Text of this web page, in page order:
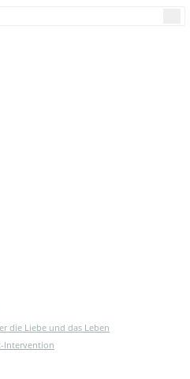
die Liebe und das Leben
Intervention